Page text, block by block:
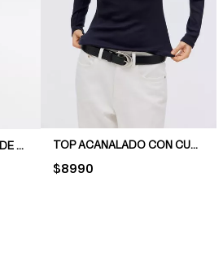
TOP DE MANGA LARGA DE PUNTO TOP ACANALADO CON CUELLO BOTE
PRICE:
$8990